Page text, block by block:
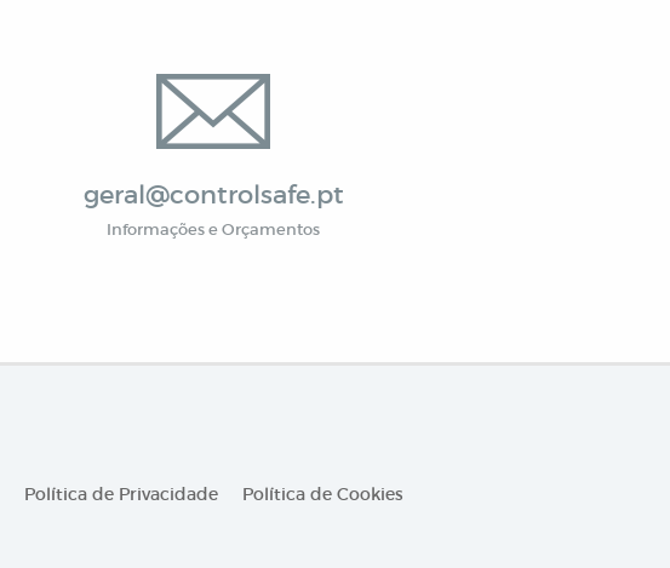
geral@controlsafe.pt
Informações e Orçamentos
Política de Privacidade Política de Cookies